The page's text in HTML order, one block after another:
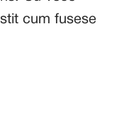
cum fusese